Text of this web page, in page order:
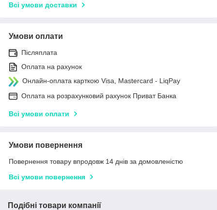
Всі умови доставки
Умови оплати
Післяплата
Оплата на рахунок
Онлайн-оплата карткою Visa, Mastercard - LiqPay
Оплата на розрахунковий рахунок Приват Банка
Всі умови оплати
Умови повернення
Повернення товару впродовж 14 днів за домовленістю
Всі умови повернення
Подібні товари компанії